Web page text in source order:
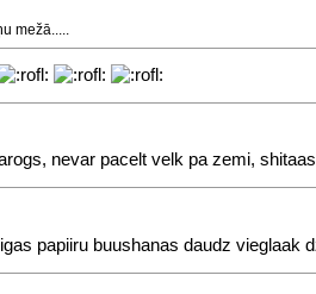
mežā.....
nevar pacelt velk pa zemi,
papiiru buushanas daudz vieglaak